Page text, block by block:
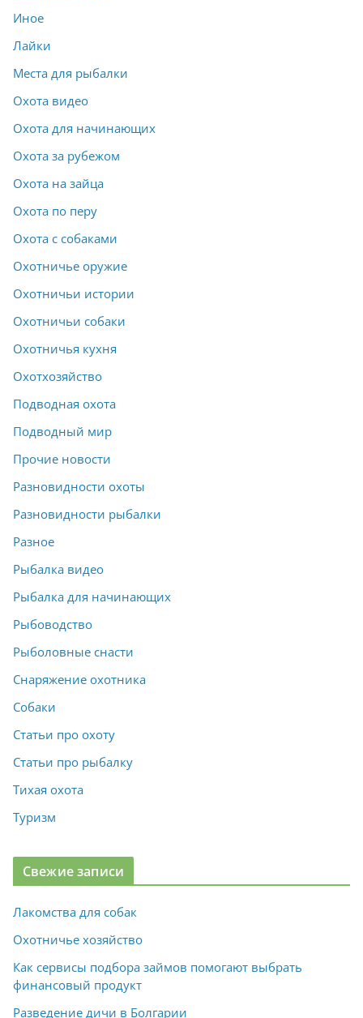
Иное
Лайки
Места для рыбалки
Охота видео
Охота для начинающих
Охота за рубежом
Охота на зайца
Охота по перу
Охота с собаками
Охотничье оружие
Охотничьи истории
Охотничьи собаки
Охотничья кухня
Охотхозяйство
Подводная охота
Подводный мир
Прочие новости
Разновидности охоты
Разновидности рыбалки
Разное
Рыбалка видео
Рыбалка для начинающих
Рыбоводство
Рыболовные снасти
Снаряжение охотника
Собаки
Статьи про охоту
Статьи про рыбалку
Тихая охота
Туризм
Свежие записи
Лакомства для собак
Охотничье хозяйство
Как сервисы подбора займов помогают выбрать
финансовый продукт
Разведение дичи в Болгарии